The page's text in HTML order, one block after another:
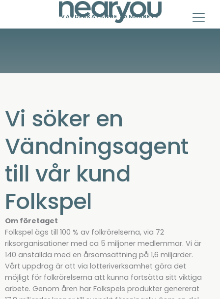
content
VÄRDESKAPANDE SAMARBETE
Vi söker en
Vändningsagent
till vår kund
Folkspel
Om företaget
Folkspel ägs till 100 % av folkrörelserna, via 72
riksorganisationer med ca 5 miljoner medlemmar. Vi är
140 anställda med en årsomsättning på 1,6 miljarder.
Vårt uppdrag är att via lotteriverksamhet göra det
möjligt för folkrörelserna att kunna fortsätta sitt viktiga
arbete. Genom åren har Folkspels produkter genererat